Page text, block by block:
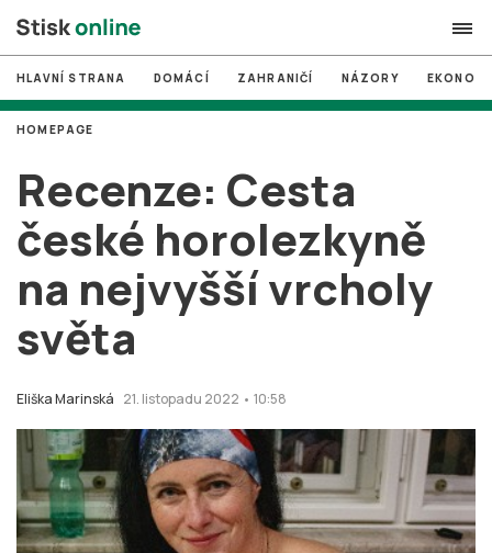
search
# MUNI
# Brno
# volby
login PŘIHLÁSIT SE
Zapomněli jste heslo?
HLAVNÍ STRANA DOMÁCÍ ZAHRANIČÍ NÁZORY
Recenze: Cesta
české horolezkyně
na nejvyšší vrcholy
světa
Eliška Marinská 21. listopadu 2022 • 10:58
HOMEPAGE